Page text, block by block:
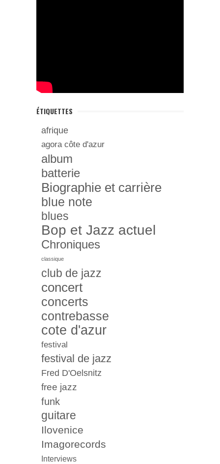
ÉTIQUETTES
afrique
agora côte d'azur
album
batterie
Biographie et carrière
blue note
blues
Bop et Jazz actuel
Chroniques
classique
club de jazz
concert
concerts
contrebasse
cote d'azur
festival
festival de jazz
Fred D'Oelsnitz
free jazz
funk
guitare
Ilovenice
Imagorecords
Interviews